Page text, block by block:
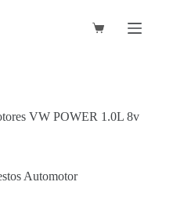
Carro
VW POWER 1.0L 8v